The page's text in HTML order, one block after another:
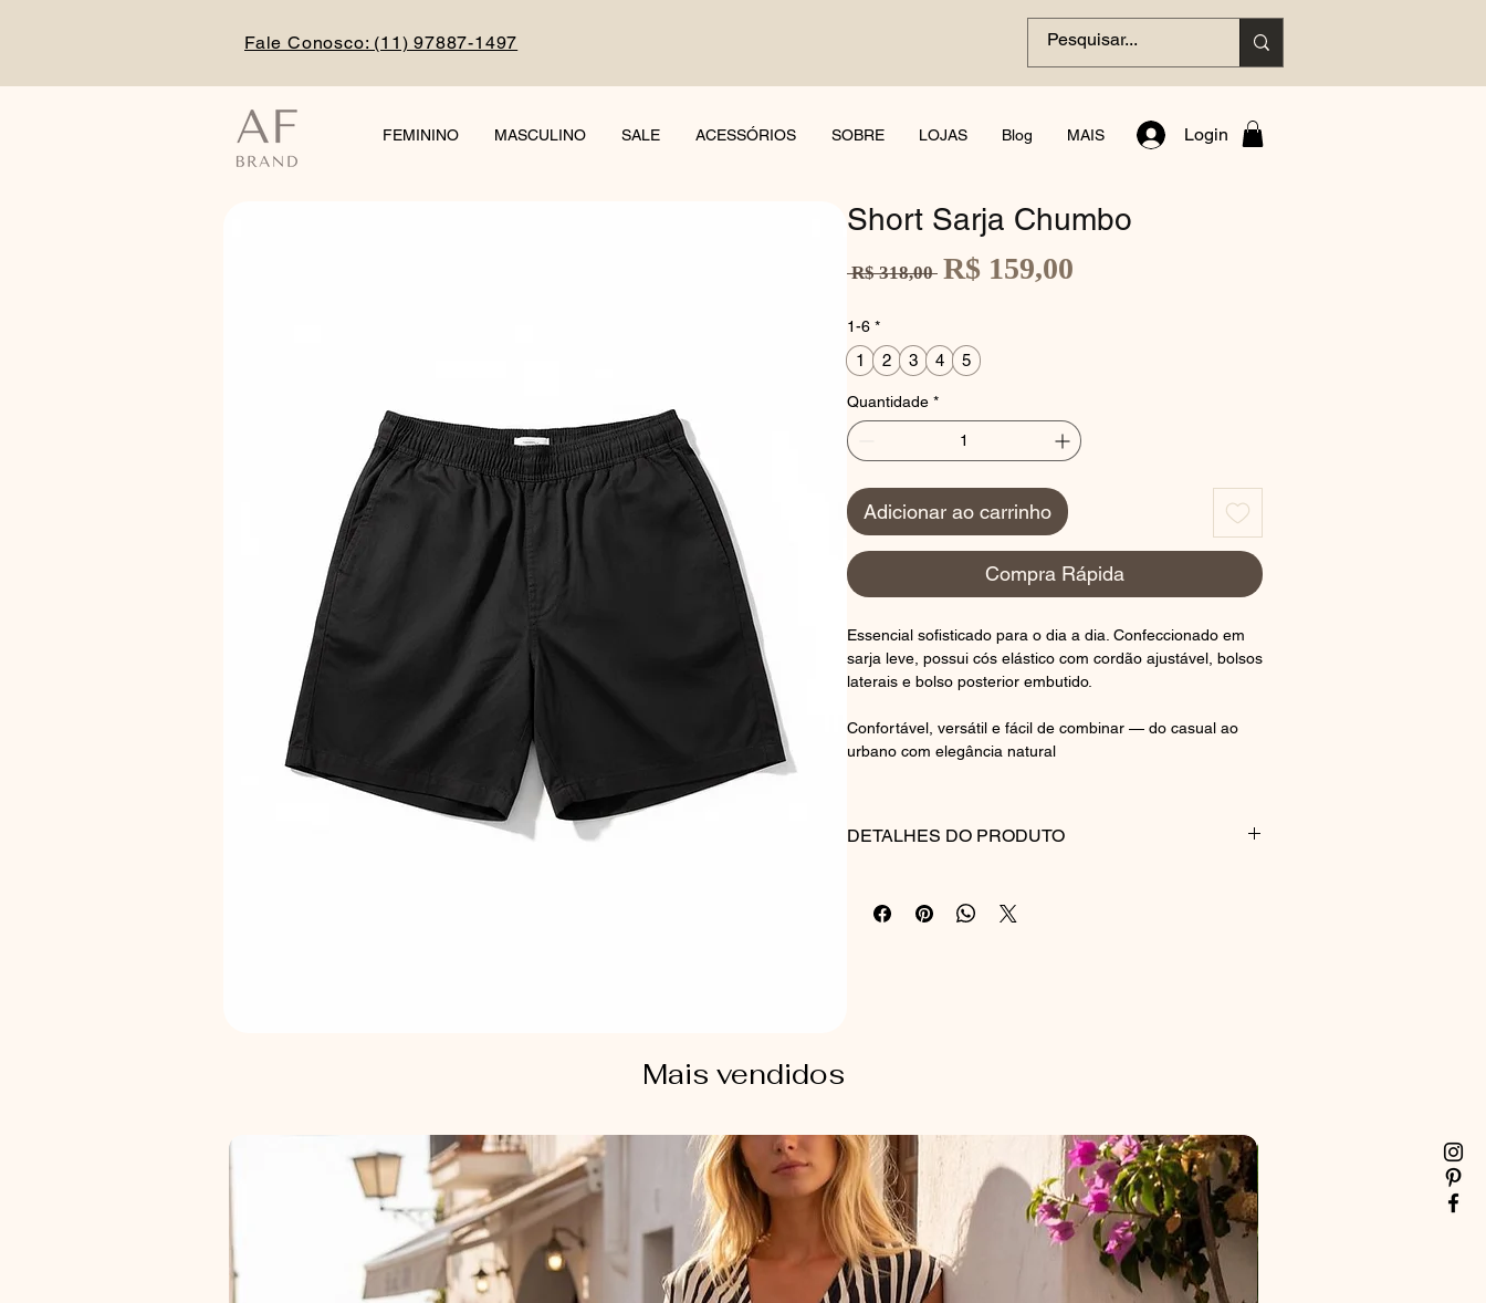
Fale Conosco: (11) 97887-1497
FEMININO MASCULINO SALE ACESSÓRIOS SOBRE LOJAS Blog MAIS Login
Short Sarja Chumbo
R$ 318,00 Preço
R$ 159,00
1-6 *
1 2 3 4 5
Quantidade *
Adicionar ao carrinho
Compra Rápida
Essencial sofisticado para o dia a dia. Confeccionado em
sarja leve, possui cós elástico com cordão ajustável, bolsos
laterais e bolso posterior embutido.
Confortável, versátil e fácil de combinar — do casual ao
urbano com elegância natural
DETALHES DO PRODUTO
09% POLIESTER
Mais vendidos